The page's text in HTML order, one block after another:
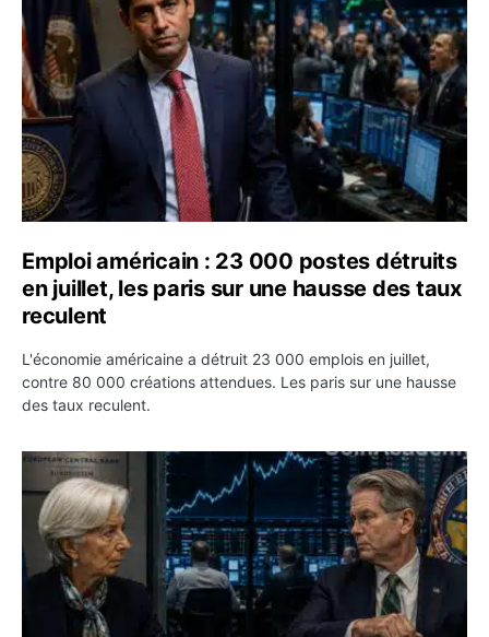
Emploi américain : 23 000 postes détruits
en juillet, les paris sur une hausse des taux
reculent
L'économie américaine a détruit 23 000 emplois en juillet,
contre 80 000 créations attendues. Les paris sur une hausse
des taux reculent.
Yen : Washington a vendu des euros sans prévenir la